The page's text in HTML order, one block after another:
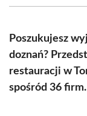
(Twitter)
Poszukujesz
doznań?
restauracji w
spośród 36 firm.